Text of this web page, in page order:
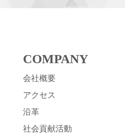
COMPANY
会社概要
アクセス
沿革
社会貢献活動